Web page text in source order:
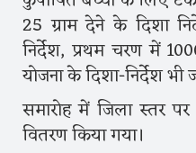
25 ग्राम देने के दिशा
निर्देश, प्रथम चरण में
योजना के दिशा-निर्देश भी
समारोह में जिला स्तर पर
वितरण किया गया।